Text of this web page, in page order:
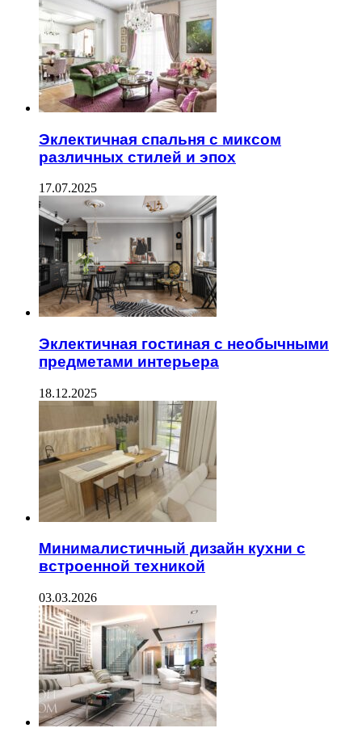
Эклектичная спальня с миксом
различных стилей и эпох
17.07.2025
Эклектичная гостиная с необычными
предметами интерьера
18.12.2025
Минималистичный дизайн кухни с
встроенной техникой
03.03.2026